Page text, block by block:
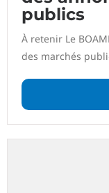
publics
À retenir Le
des marchés